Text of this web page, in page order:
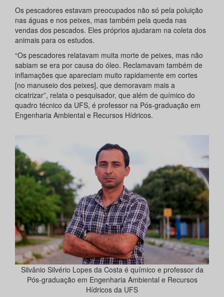
Os pescadores estavam preocupados não só pela poluição
nas águas e nos peixes, mas também pela queda nas
vendas dos pescados. Eles próprios ajudaram na coleta dos
animais para os estudos.
“Os pescadores relatavam muita morte de peixes, mas não
sabiam se era por causa do óleo. Reclamavam também de
inflamações que apareciam muito rapidamente em cortes
[no manuseio dos peixes], que demoravam mais a
cicatrizar”, relata o pesquisador, que além de químico do
quadro técnico da UFS, é professor na Pós-graduação em
Engenharia Ambiental e Recursos Hídricos.
Silvânio Silvério Lopes da Costa é químico e professor da
Pós-graduação em Engenharia Ambiental e Recursos
Hídricos da UFS